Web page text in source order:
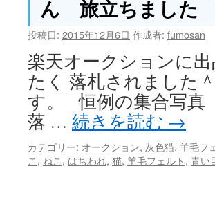
ん 旅立ちました
投稿日: 2015年12月6日 作成者: fumosan
楽天オークションに
たく 落札されました
す。 恒例の集合写
落 … 続きを読む →
カテゴリー: オークション, 灰色猫, 羊毛フ
こ , ねこ , はちわれ, 猫, 羊毛フェルト, 青い